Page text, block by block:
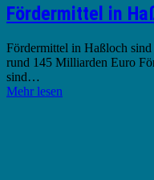
Fördermittel in
Fördermittel in Haßloch
rund 145 Milliarden Euro
sind…
Mehr lesen